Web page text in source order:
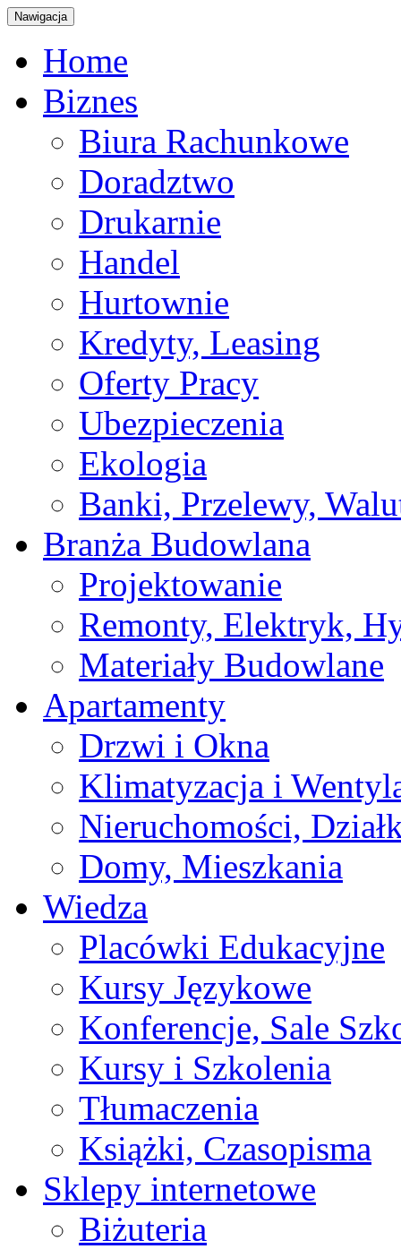
Nawigacja
Home
Biznes
Biura Rachunkowe
Doradztwo
Drukarnie
Handel
Hurtownie
Kredyty, Leasing
Oferty Pracy
Ubezpieczenia
Ekologia
Banki, Przelewy,
Branża Budowlana
Projektowanie
Remonty, Elektryk,
Materiały Budowlane
Apartamenty
Drzwi i Okna
Klimatyzacja i
Nieruchomości,
Domy, Mieszkania
Wiedza
Placówki Edukacyjne
Kursy Językowe
Konferencje, Sale
Kursy i Szkolenia
Tłumaczenia
Książki, Czasopisma
Sklepy internetowe
Biżuteria